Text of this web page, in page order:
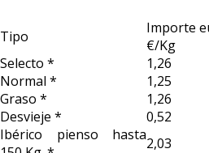
Mesa de
Tipo
Importe
€/Kg
Selecto *
1,26
Normal *
1,25
Graso *
1,26
Desvieje *
0,52
Ibérico pienso hasta2,03